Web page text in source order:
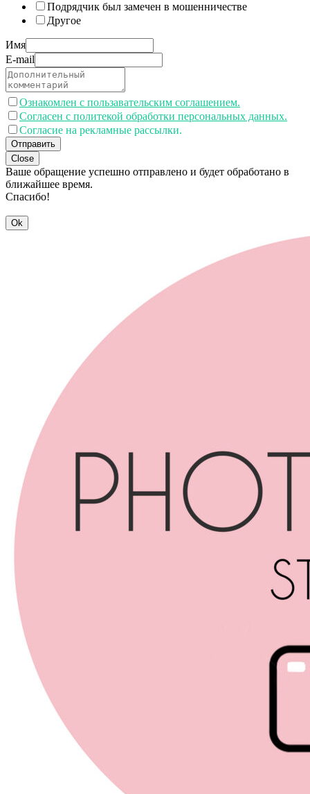
Подрядчик был замечен в мошенничестве
Другое
Имя
E-mail
Ознакомлен с пользавательским соглашением.
Согласен с политекой обработки персональных данных.
Согласие на рекламные рассылки.
Отправить
Close
Ваше обращение успешно отправлено и будет обработано в
ближайшее время.
Спасибо!
Ok